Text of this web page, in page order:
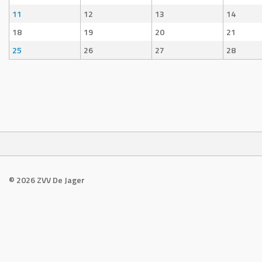
11
12 13 14
18
19 20 21
25
26 27 28
© 2026 ZVV De Jager